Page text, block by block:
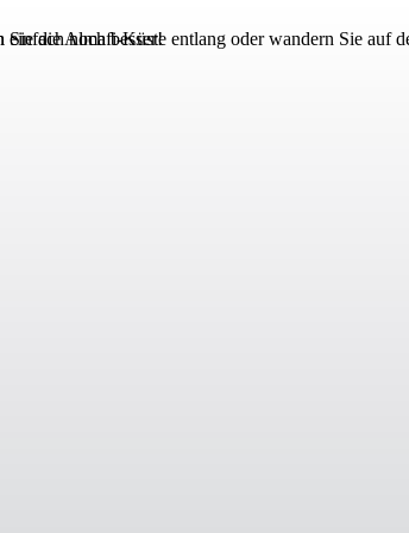
die Almafi-Küste entlang oder wandern Sie auf
noch besser!